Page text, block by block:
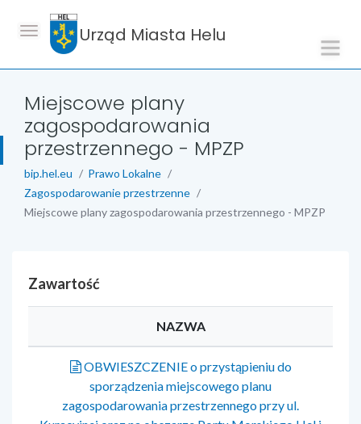
Urząd Miasta Helu
Miejscowe plany
zagospodarowania
przestrzennego - MPZP
bip.hel.eu
Prawo Lokalne
Zagospodarowanie przestrzenne
Miejscowe plany zagospodarowania przestrzennego - MPZP
Zawartość
NAZWA
OBWIESZCZENIE o przystąpieniu do
sporządzenia miejscowego planu
zagospodarowania przestrzennego przy ul.